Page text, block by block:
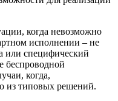
когда невозможно
исполнении – не
или специфический
беспроводной
когда,
из типовых решений.